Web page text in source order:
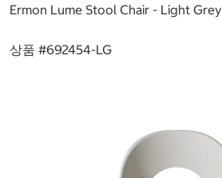
Ermon Lume Stool Chair - Light Grey
상품 #692454-LG